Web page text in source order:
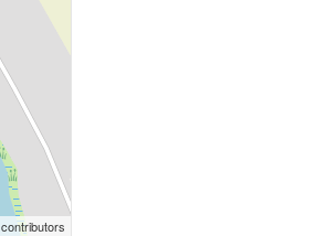
contributors